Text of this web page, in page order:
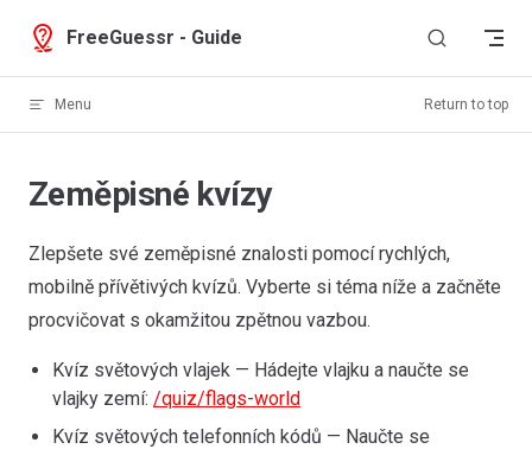
Skip to content
FreeGuessr - Guide
Menu Return to top
Zeměpisné kvízy
Zlepšete své zeměpisné znalosti pomocí rychlých,
mobilně přívětivých kvízů. Vyberte si téma níže a začněte
procvičovat s okamžitou zpětnou vazbou.
Kvíz světových vlajek — Hádejte vlajku a naučte se
vlajky zemí: /quiz/flags-world
Kvíz světových telefonních kódů — Naučte se